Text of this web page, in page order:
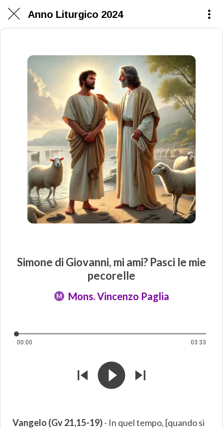
Anno Liturgico 2024
Simone di Giovanni, mi ami? Pasci le mie
pecorelle
M Mons. Vincenzo Paglia
00:00 03:33
Vangelo (Gv 21,15-19)- In quel tempo, [quando si